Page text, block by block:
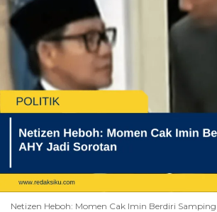
Netizen Heboh: Momen Cak Imin Berdiri Samping